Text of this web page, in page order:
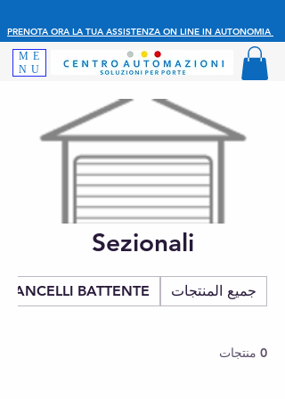
PRENOTA ORA LA TUA ASSISTENZA ON LINE IN AUTONOMIA
ME
NU
Sezionali
جميع المنتجات CANCELLI BATTENTE
0 منتجات